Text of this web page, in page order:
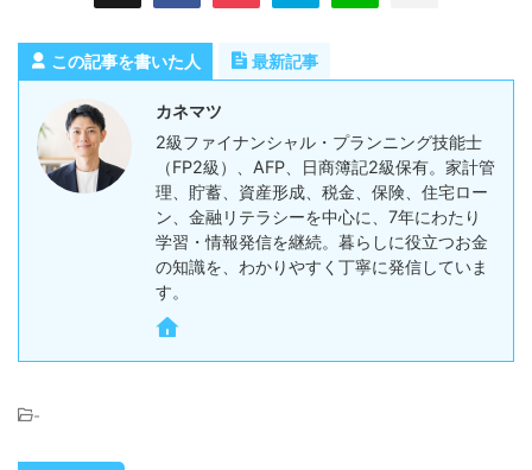
この記事を書いた人 最新記事
カネマツ
2級ファイナンシャル・プランニング技能士
（FP2級）、AFP、日商簿記2級保有。家計管
理、貯蓄、資産形成、税金、保険、住宅ロー
ン、金融リテラシーを中心に、7年にわたり
学習・情報発信を継続。暮らしに役立つお金
の知識を、わかりやすく丁寧に発信していま
す。
-